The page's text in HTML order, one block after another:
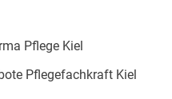
Pflege Kiel
Pflegefachkraft Kiel